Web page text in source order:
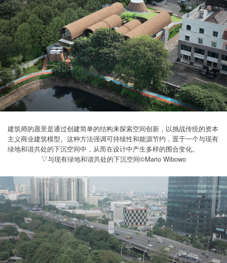
建筑师的愿景是通过创建简单的结构来探索空间创新，以挑战传统的资本
主义商业建筑模型。这种方法强调可持续性和能源节约，置于一个与现有
绿地和谐共处的下沉空间中，从而在设计中产生多样的围合变化。
▽与现有绿地和谐共处的下沉空间©Mario Wibowo